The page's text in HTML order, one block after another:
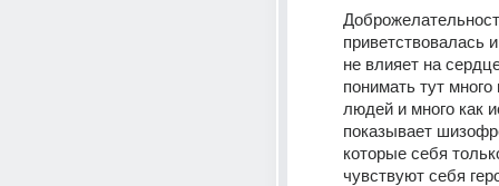
приветствовалась
не влияет на
понимать тут
людей и много как
показывает
которые себя
чувствуют себя